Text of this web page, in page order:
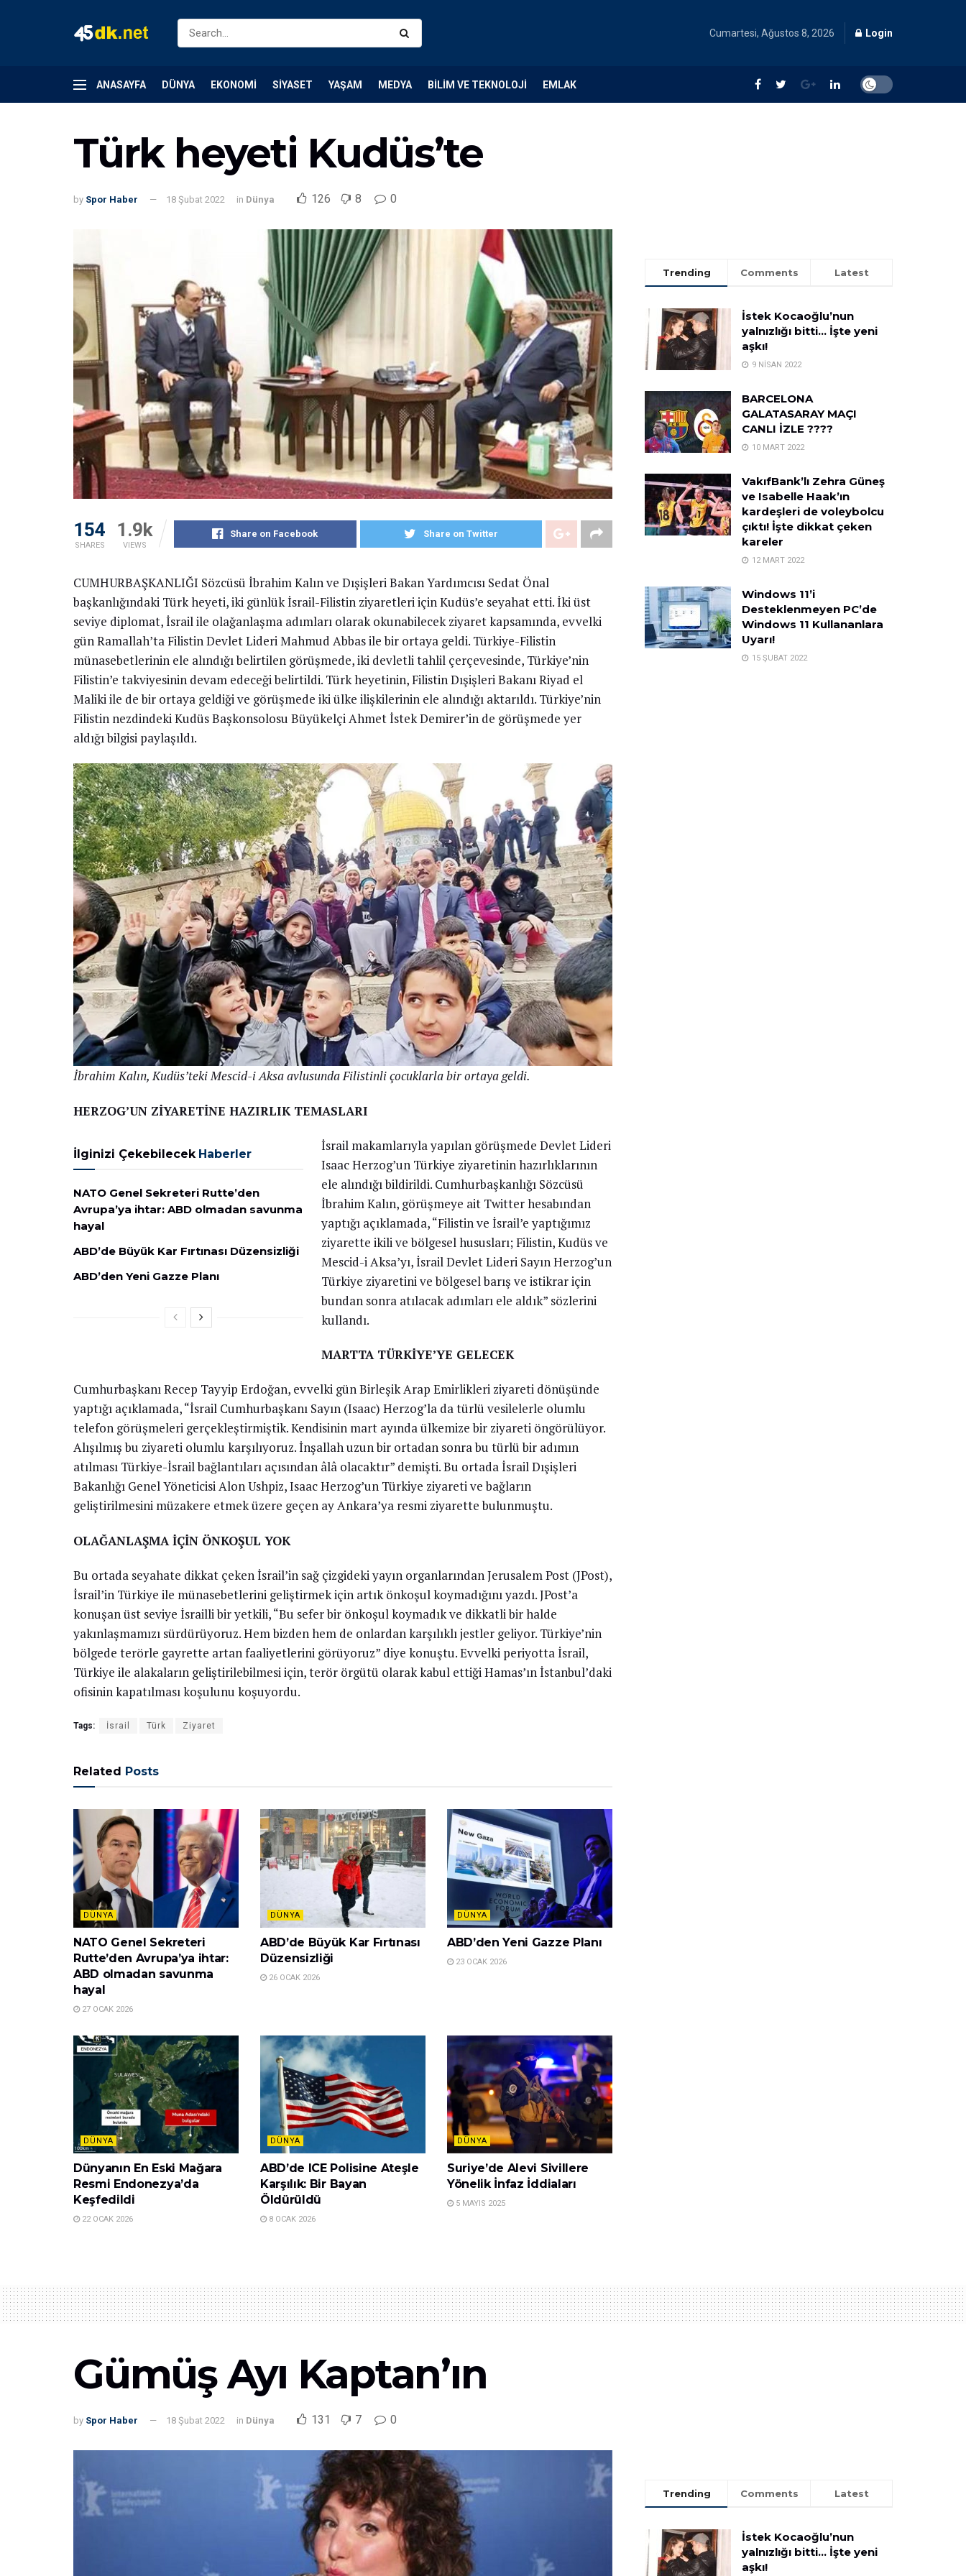
Cumartesi, Ağustos 8, 2026 Login
ANASAYFA DÜNYA EKONOMI SIYASET YAŞAM MEDYA BILIM VE TEKNOLOJI EMLAK
Türk heyeti Kudüs’te
by Spor Haber 18 Şubat 2022 in Dünya 126 8 0
154
SHARES
1.9k
VIEWS
Share on Facebook Share on Twitter
CUMHURBAŞKANLIĞI Sözcüsü İbrahim Kalın ve Dışişleri Bakan Yardımcısı Sedat Önal
başkanlığındaki Türk heyeti, iki günlük İsrail-Filistin ziyaretleri için Kudüs’e seyahat etti. İki üst
seviye diplomat, İsrail ile olağanlaşma adımları olarak okunabilecek ziyaret kapsamında, evvelki
gün Ramallah’ta Filistin Devlet Lideri Mahmud Abbas ile bir ortaya geldi. Türkiye-Filistin
münasebetlerinin ele alındığı belirtilen görüşmede, iki devletli tahlil çerçevesinde, Türkiye’nin
Filistin’e takviyesinin devam edeceği belirtildi. Türk heyetinin, Filistin Dışişleri Bakanı Riyad el
Maliki ile de bir ortaya geldiği ve görüşmede iki ülke ilişkilerinin ele alındığı aktarıldı. Türkiye’nin
Filistin nezdindeki Kudüs Başkonsolosu Büyükelçi Ahmet İstek Demirer’in de görüşmede yer
aldığı bilgisi paylaşıldı.
İbrahim Kalın, Kudüs’teki Mescid-i Aksa avlusunda Filistinli çocuklarla bir ortaya geldi.
HERZOG’UN ZİYARETİNE HAZIRLIK TEMASLARI
İlginizi Çekebilecek Haberler
NATO Genel Sekreteri Rutte’den
Avrupa’ya ihtar: ABD olmadan savunma
hayal
ABD’de Büyük Kar Fırtınası Düzensizliği
ABD’den Yeni Gazze Planı
İsrail makamlarıyla yapılan görüşmede Devlet Lideri
Isaac Herzog’un Türkiye ziyaretinin hazırlıklarının
ele alındığı bildirildi. Cumhurbaşkanlığı Sözcüsü
İbrahim Kalın, görüşmeye ait Twitter hesabından
yaptığı açıklamada, “Filistin ve İsrail’e yaptığımız
ziyarette ikili ve bölgesel hususları; Filistin, Kudüs ve
Mescid-i Aksa’yı, İsrail Devlet Lideri Sayın Herzog’un
Türkiye ziyaretini ve bölgesel barış ve istikrar için
bundan sonra atılacak adımları ele aldık” sözlerini
kullandı.
MARTTA TÜRKİYE’YE GELECEK
Cumhurbaşkanı Recep Tayyip Erdoğan, evvelki gün Birleşik Arap Emirlikleri ziyareti dönüşünde
yaptığı açıklamada, “İsrail Cumhurbaşkanı Sayın (Isaac) Herzog’la da türlü vesilelerle olumlu
telefon görüşmeleri gerçekleştirmiştik. Kendisinin mart ayında ülkemize bir ziyareti öngörülüyor.
Alışılmış bu ziyareti olumlu karşılıyoruz. İnşallah uzun bir ortadan sonra bu türlü bir adımın
atılması Türkiye-İsrail bağlantıları açısından âlâ olacaktır” demişti. Bu ortada İsrail Dışişleri
Bakanlığı Genel Yöneticisi Alon Ushpiz, Isaac Herzog’un Türkiye ziyareti ve bağların
geliştirilmesini müzakere etmek üzere geçen ay Ankara’ya resmi ziyarette bulunmuştu.
OLAĞANLAŞMA İÇİN ÖNKOŞUL YOK
Bu ortada seyahate dikkat çeken İsrail’in sağ çizgideki yayın organlarından Jerusalem Post (JPost),
İsrail’in Türkiye ile münasebetlerini geliştirmek için artık önkoşul koymadığını yazdı. JPost’a
konuşan üst seviye İsrailli bir yetkili, “Bu sefer bir önkoşul koymadık ve dikkatli bir halde
yakınlaşmamızı sürdürüyoruz. Hem bizden hem de onlardan karşılıklı jestler geliyor. Türkiye’nin
bölgede terörle gayrette artan faaliyetlerini görüyoruz” diye konuştu. Evvelki periyotta İsrail,
Türkiye ile alakaların geliştirilebilmesi için, terör örgütü olarak kabul ettiği Hamas’ın İstanbul’daki
ofisinin kapatılması koşulunu koşuyordu.
Tags: İsrail Türk Ziyaret
Related Posts
DÜNYA
NATO Genel Sekreteri
Rutte’den Avrupa’ya ihtar:
ABD olmadan savunma
hayal
27 OCAK 2026
DÜNYA
ABD’de Büyük Kar Fırtınası
Düzensizliği
26 OCAK 2026
DÜNYA
ABD’den Yeni Gazze Planı
23 OCAK 2026
DÜNYA
Dünyanın En Eski Mağara
Resmi Endonezya’da
Keşfedildi
22 OCAK 2026
DÜNYA
ABD’de ICE Polisine Ateşle
Karşılık: Bir Bayan
Öldürüldü
8 OCAK 2026
DÜNYA
Suriye’de Alevi Sivillere
Yönelik İnfaz İddiaları
5 MAYIS 2025
Trending Comments Latest
İstek Kocaoğlu’nun
yalnızlığı bitti… İşte yeni
aşkı!
9 NISAN 2022
BARCELONA
GALATASARAY MAÇI
CANLI İZLE ????
10 MART 2022
VakıfBank’lı Zehra Güneş
ve Isabelle Haak’ın
kardeşleri de voleybolcu
çıktı! İşte dikkat çeken
kareler
12 MART 2022
Windows 11’i
Desteklenmeyen PC’de
Windows 11 Kullananlara
Uyarı!
15 ŞUBAT 2022
Gümüş Ayı Kaptan’ın
by Spor Haber 18 Şubat 2022 in Dünya 131 7 0
Trending Comments Latest
İstek Kocaoğlu’nun
yalnızlığı bitti… İşte yeni
aşkı!